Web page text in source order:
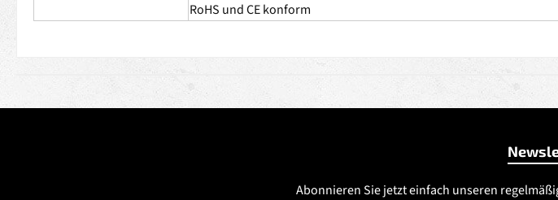
RoHS und CE konform
Abonnieren Sie jetzt einfach unseren